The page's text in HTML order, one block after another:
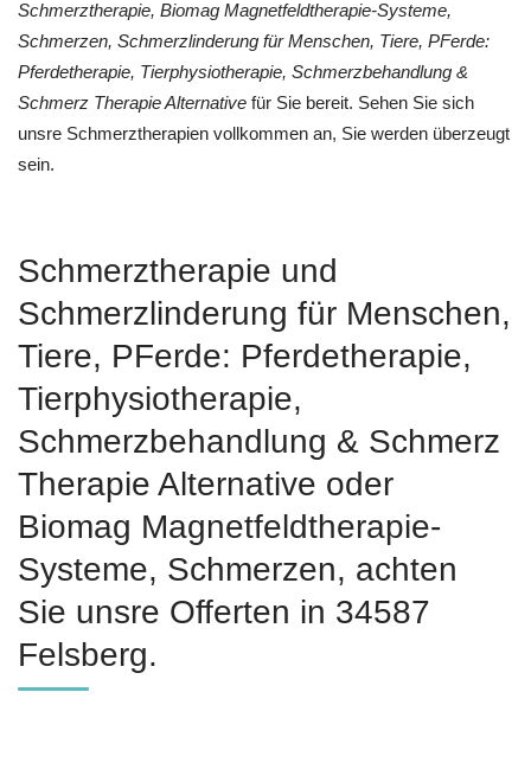
Schmerztherapie, Biomag Magnetfeldtherapie-Systeme,
Schmerzen, Schmerzlinderung für Menschen, Tiere, PFerde:
Pferdetherapie, Tierphysiotherapie, Schmerzbehandlung &
Schmerz Therapie Alternative für Sie bereit. Sehen Sie sich
unsre Schmerztherapien vollkommen an, Sie werden überzeugt
sein.
Schmerztherapie und
Schmerzlinderung für Menschen,
Tiere, PFerde: Pferdetherapie,
Tierphysiotherapie,
Schmerzbehandlung & Schmerz
Therapie Alternative oder
Biomag Magnetfeldtherapie-
Systeme, Schmerzen, achten
Sie unsre Offerten in 34587
Felsberg.